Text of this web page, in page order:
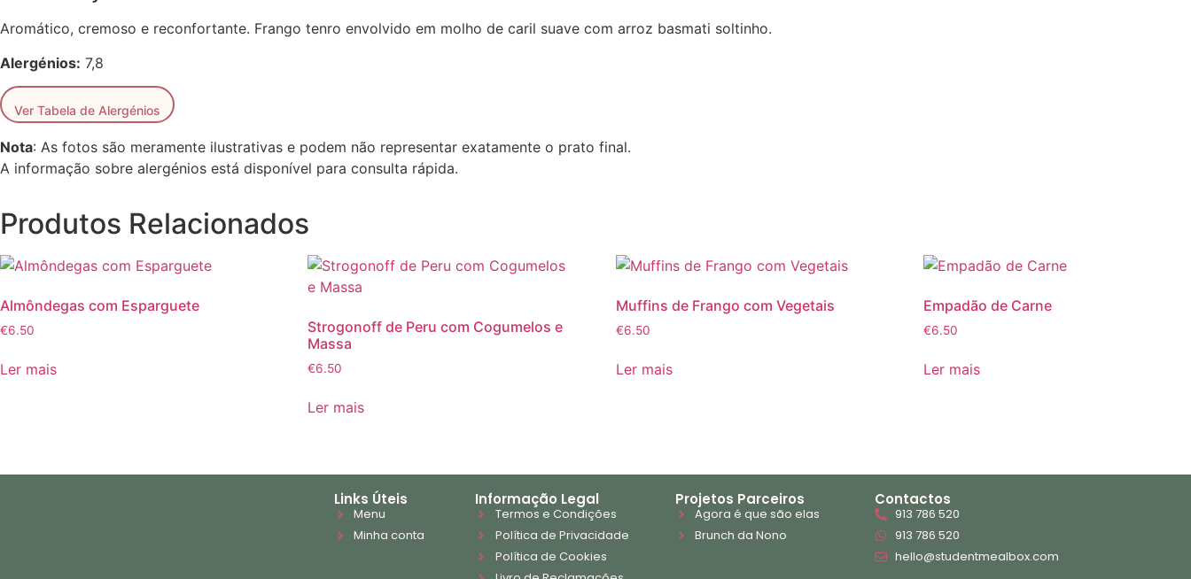
Aromático, cremoso e reconfortante. Frango tenro envolvido em molho de caril suave com arroz basmati soltinho.
Alergénios: 7,8
Ver Tabela de Alergénios
Nota: As fotos são meramente ilustrativas e podem não representar exatamente o prato final.
A informação sobre alergénios está disponível para consulta rápida.
Produtos Relacionados
Almôndegas com Esparguete
€6.50
Ler mais
Strogonoff de Peru com Cogumelos e
Massa
€6.50
Ler mais
Muffins de Frango com Vegetais
€6.50
Ler mais
Empadão de Carne
€6.50
Ler mais
Links Úteis
Menu
Minha conta
Informação Legal
Termos e Condições
Política de Privacidade
Política de Cookies
Projetos Parceiros
Agora é que são elas
Brunch da Nono
Contactos
913 786 520
913 786 520
hello@studentmealbox.com